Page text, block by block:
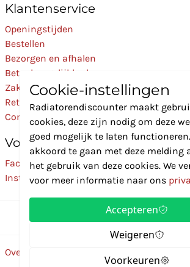
Klantenservice
Openingstijden
Bestellen
Bezorgen en afhalen
Betaalmogelijkheden
Zakelijk
Retourneren
Contact
Volg Ons
Facebook
Instagram
Over ons
Cookie-instellingen
Radiatorendiscounter maakt
cookies, deze zijn nodig om deze
goed mogelijk te laten
akkoord te gaan met deze melding
het gebruik van deze cookies. We
voor meer informatie naar ons
Accepteren
Weigeren
Voorkeuren